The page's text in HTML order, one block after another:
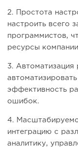
2. Простота
настроить всего
программистов,
ресурсы
3.
эффективность
ошибок.
4.
интеграцию с
аналитику,